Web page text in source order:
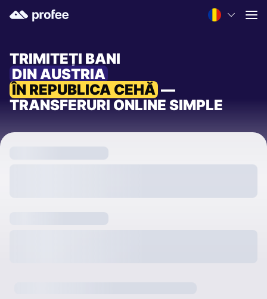
TRIMITEȚI BANI
DIN AUSTRIA
ÎN REPUBLICA CEHĂ —
TRANSFERURI ONLINE SIMPLE